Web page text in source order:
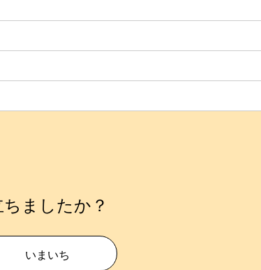
ましたか？
いまいち